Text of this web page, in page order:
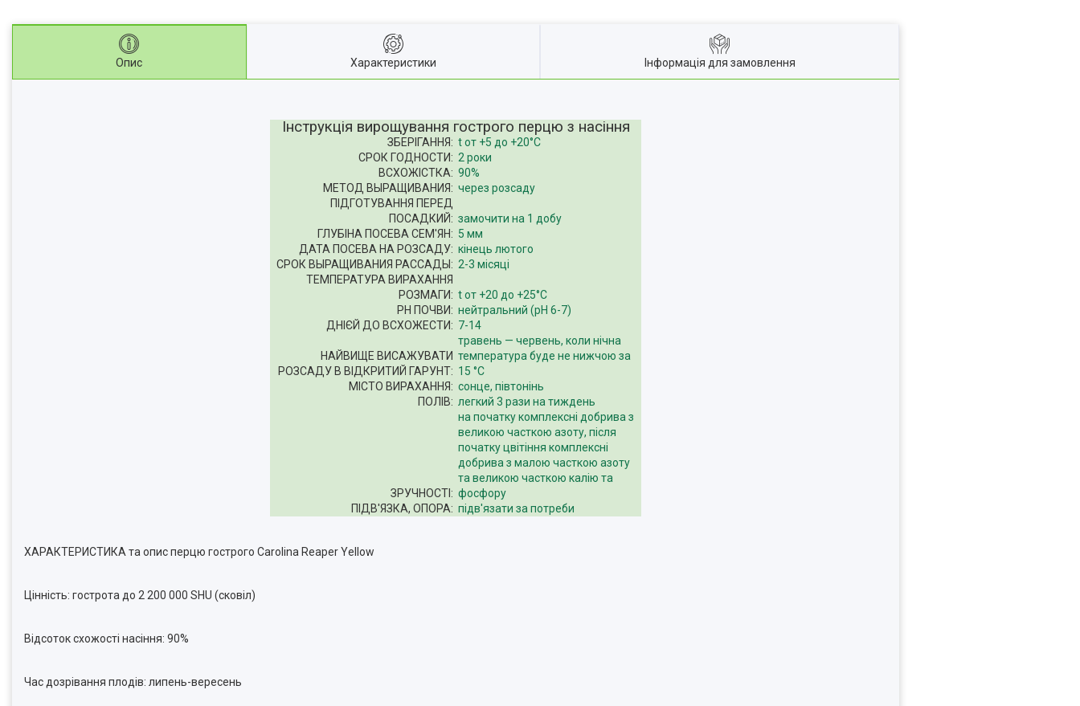
Опис Характеристики Інформація для замовлення
Інструкція вирощування гострого перцю з насіння
ЗБЕРІГАННЯ: t от +5 до +20°C
СРОК ГОДНОСТИ: 2 роки
ВСХОЖІСТКА: 90%
МЕТОД ВЫРАЩИВАНИЯ: через розсаду
ПІДГОТУВАННЯ ПЕРЕД
ПОСАДКИЙ: замочити на 1 добу
ГЛУБІНА ПОСЕВА СЕМ'ЯН: 5 мм
ДАТА ПОСЕВА НА РОЗСАДУ: кінець лютого
СРОК ВЫРАЩИВАНИЯ РАССАДЫ: 2-3 місяці
ТЕМПЕРАТУРА ВИРАХАННЯ
РОЗМАГИ: t от +20 до +25°C
PH ПОЧВИ: нейтральний (pH 6-7)
ДНІЄЙ ДО ВСХОЖЕСТИ: 7-14
НАЙВИЩЕ ВИСАЖУВАТИ
РОЗСАДУ В ВІДКРИТИЙ ГАРУНТ:
травень — червень, коли нічна
температура буде не нижчою за
15 °C
МІСТО ВИРАХАННЯ: сонце, півтонінь
ПОЛІВ: легкий 3 рази на тиждень
ЗРУЧНОСТІ:
на початку комплексні добрива з
великою часткою азоту, після
початку цвітіння комплексні
добрива з малою часткою азоту
та великою часткою калію та
фосфору
ПІДВ'ЯЗКА, ОПОРА: підв'язати за потреби
ХАРАКТЕРИСТИКА та опис перцю гострого Carolina Reaper Yellow
Цінність: гострота до 2 200 000 SHU (сковіл)
Відсоток схожості насіння: 90%
Час дозрівання плодів: липень-вересень